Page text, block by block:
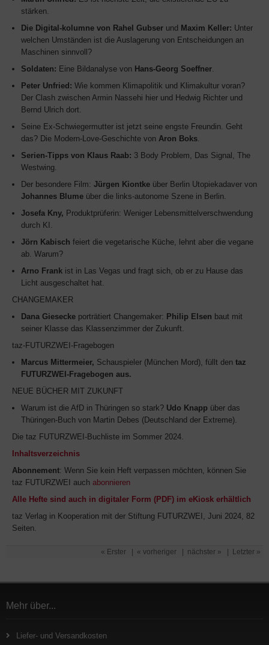
stärken.
Die Digital-kolumne von Rahel Gubser und Maxim Keller: Unter
welchen Umständen ist die Auslagerung von Entscheidungen an
Maschinen sinnvoll?
Soldaten: Eine Bildanalyse von Hans-Georg Soeffner.
Peter Unfried: Wie kommen Klimapolitik und Klimakultur voran?
Der Clash zwischen Armin Nassehi hier und Hedwig Richter und
Bernd Ulrich dort.
Seine Ex-Schwiegermutter ist jetzt seine engste Freundin. Geht
das? Die Modern-Love-Geschichte von Aron Boks.
Serien-Tipps von Klaus Raab: 3 Body Problem, Das Signal, The
Westwing.
Der besondere Film: Jürgen Kiontke über Berlin Utopiekadaver von
Johannes Blume über die links-autonome Szene in Berlin.
Josefa Kny, Produktprüferin: Weniger Lebensmittelverschwendung
durch KI.
Jörn Kabisch feiert die vegetarische Küche, lehnt aber die vegane
ab. Warum?
Arno Frank ist in Las Vegas und fragt sich, ob er zu Hause das
Licht ausgeschaltet hat.
CHANGEMAKER
Dana Giesecke porträtiert Changemaker: Philip Elsen baut mit
seiner Klasse das Klassenzimmer der Zukunft.
taz-FUTURZWEI-Fragebogen
Marcus Mittermeier, Schauspieler (München Mord), füllt den taz
FUTURZWEI-Fragebogen aus.
NEUE BÜCHER MIT ZUKUNFT
Warum ist die AfD in Thüringen so stark? Udo Knapp über das
Thüringen-Buch von Martin Debes (Deutschland der Extreme).
Die taz FUTURZWEI-Buchliste im Sommer 2024.
Inhaltsverzeichnis
Abonnement: Wenn Sie kein Heft verpassen möchten, können Sie
taz FUTURZWEI auch abonnieren
Alle Hefte sind auch in digitaler Form (PDF) im eKiosk erhältlich
taz Verlag in Kooperation mit der Stiftung FUTURZWEI, Juni 2024, 82
Seiten.
« Erster « vorheriger nächster » Letzter »
Mehr über...
Liefer- und Versandkosten